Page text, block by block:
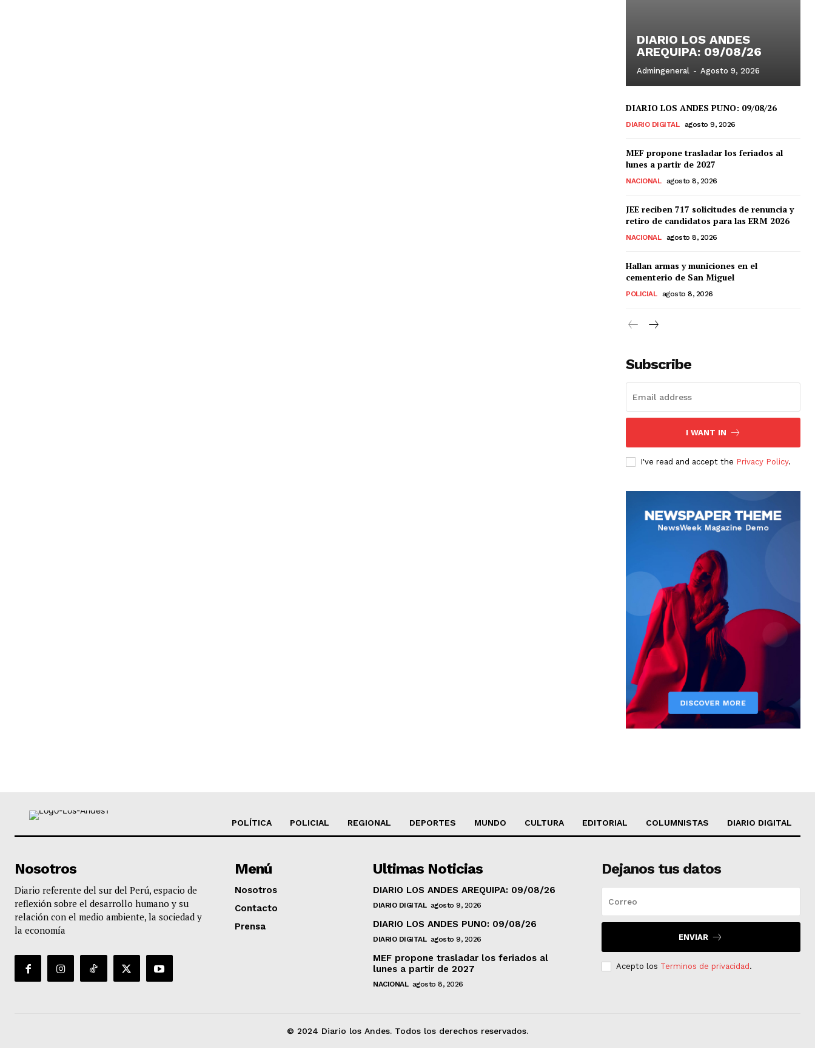
DIARIO LOS ANDES
AREQUIPA: 09/08/26
Admingeneral - Agosto 9, 2026
DIARIO LOS ANDES PUNO: 09/08/26
DIARIO DIGITAL agosto 9, 2026
MEF propone trasladar los feriados al
lunes a partir de 2027
NACIONAL agosto 8, 2026
JEE reciben 717 solicitudes de renuncia y
retiro de candidatos para las ERM 2026
NACIONAL agosto 8, 2026
Hallan armas y municiones en el
cementerio de San Miguel
POLICIAL agosto 8, 2026
Subscribe
I WANT IN
I've read and accept the Privacy Policy.
POLÍTICA POLICIAL REGIONAL DEPORTES MUNDO CULTURA EDITORIAL COLUMNISTAS DIARIO DIGITAL
Nosotros
Diario referente del sur del Perú, espacio de
reflexión sobre el desarrollo humano y su
relación con el medio ambiente, la sociedad y
la economía
Menú
Nosotros
Contacto
Prensa
Ultimas Noticias
DIARIO LOS ANDES AREQUIPA: 09/08/26
DIARIO DIGITAL agosto 9, 2026
DIARIO LOS ANDES PUNO: 09/08/26
DIARIO DIGITAL agosto 9, 2026
MEF propone trasladar los feriados al
lunes a partir de 2027
NACIONAL agosto 8, 2026
Dejanos tus datos
ENVIAR
Acepto los Terminos de privacidad .
© 2024 Diario los Andes. Todos los derechos reservados.